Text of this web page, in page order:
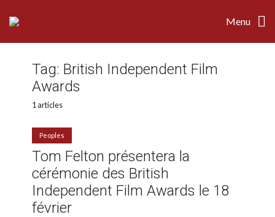
Menu
Tag: British Independent Film
Awards
1 articles
Peoples
Tom Felton présentera la
cérémonie des British
Independent Film Awards le 18
février